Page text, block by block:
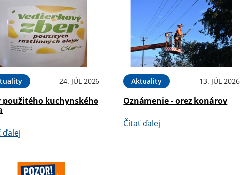
24. JÚL 2026
použitého kuchynského
ďalej
Aktuality 13. JÚL 2026
Oznámenie - orez konárov
Čítať ďalej